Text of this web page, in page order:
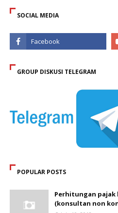
SOCIAL MEDIA
GROUP DISKUSI TELEGRAM
POPULAR POSTS
Perhitungan
(konsultan non